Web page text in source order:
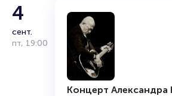
4
сент.
пт, 19:00
Концерт Александра